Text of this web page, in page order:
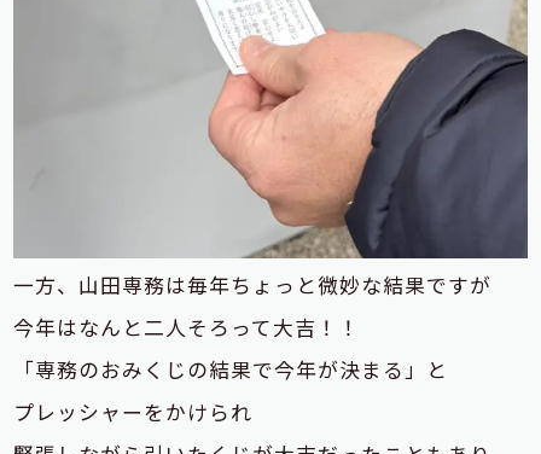
一方、山田専務は毎年ちょっと微妙な結果ですが
今年はなんと二人そろって大吉！！
「専務のおみくじの結果で今年が決まる」と
プレッシャーをかけられ